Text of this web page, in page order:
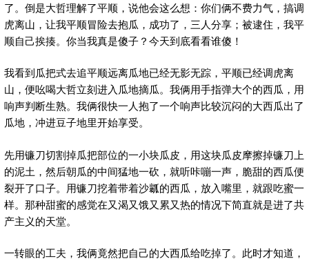
了。倒是大哲理解了平顺，说他会这么想：你们俩不费力气，搞调
虎离山，让我平顺冒险去抱瓜，成功了，三人分享；被逮住，我平
顺自己挨揍。你当我真是傻子？今天到底看看谁傻！
我看到瓜把式去追平顺远离瓜地已经无影无踪，平顺已经调虎离
山，便吆喝大哲立刻进入瓜地摘瓜。我俩用手指弹大个的西瓜，用
响声判断生熟。我俩很快一人抱了一个响声比较沉闷的大西瓜出了
瓜地，冲进豆子地里开始享受。
先用镰刀切割掉瓜把部位的一小块瓜皮，用这块瓜皮摩擦掉镰刀上
的泥土，然后朝瓜的中间猛地一砍，就听咔嘣一声，脆甜的西瓜便
裂开了口子。用镰刀挖着带着沙瓤的西瓜，放入嘴里，就跟吃蜜一
样。那种甜蜜的感觉在又渴又饿又累又热的情况下简直就是进了共
产主义的天堂。
一转眼的工夫，我俩竟然把自己的大西瓜给吃掉了。此时才知道，